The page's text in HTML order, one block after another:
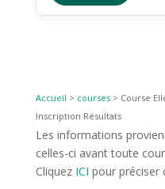
Accueil > courses> Course
Inscription Résultats
Les informations
celles-ci avant toute
Cliquez ICI pour préciser